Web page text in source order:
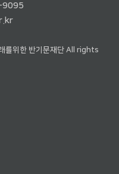
9095
위한 반기문재단 All rights